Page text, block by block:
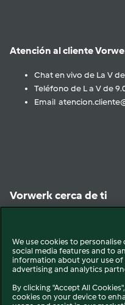
Atención al cliente
Chat en vivo de La V
Teléfono de L a V de
Email
Vorwerk cerca de ti
© 2026 VorwerkLegal y
We use cookies to
social media features and to
information about your use of
advertising and analytics
By clicking "Accept All
cookies on your device to